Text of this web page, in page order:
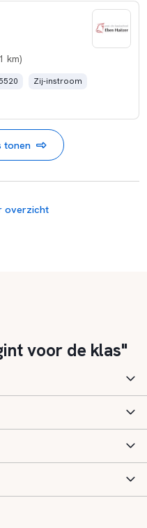
km)
Zij-instroom
tonen
overzicht
voor de klas"